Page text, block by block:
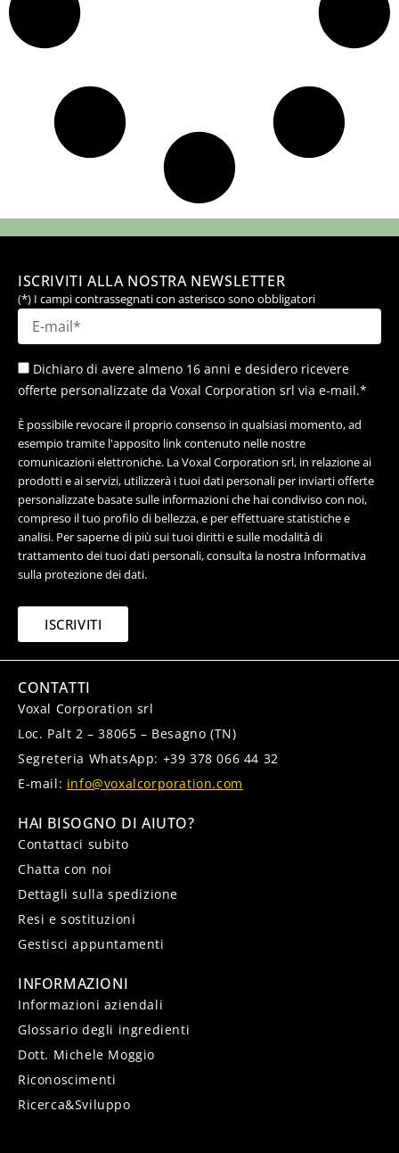
ISCRIVITI ALLA NOSTRA NEWSLETTER
(*) I campi contrassegnati con asterisco sono obbligatori
Dichiaro di avere almeno 16 anni e desidero ricevere
offerte personalizzate da Voxal Corporation srl via e-mail.*
È possibile revocare il proprio consenso in qualsiasi momento, ad
esempio tramite l'apposito link contenuto nelle nostre
comunicazioni elettroniche. La Voxal Corporation srl, in relazione ai
prodotti e ai servizi, utilizzerà i tuoi dati personali per inviarti offerte
personalizzate basate sulle informazioni che hai condiviso con noi,
compreso il tuo profilo di bellezza, e per effettuare statistiche e
analisi. Per saperne di più sui tuoi diritti e sulle modalità di
trattamento dei tuoi dati personali, consulta la nostra Informativa
sulla protezione dei dati.
ISCRIVITI
CONTATTI
Voxal Corporation srl
Loc. Palt 2 – 38065 – Besagno (TN)
Segreteria WhatsApp: +39 378 066 44 32
E-mail: info@voxalcorporation.com
HAI BISOGNO DI AIUTO?
Contattaci subito
Chatta con noi
Dettagli sulla spedizione
Resi e sostituzioni
Gestisci appuntamenti
INFORMAZIONI
Informazioni aziendali
Glossario degli ingredienti
Dott. Michele Moggio
Riconoscimenti
Ricerca&Sviluppo